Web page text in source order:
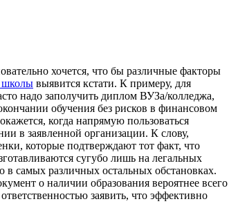
хочется, что бы различные факторы
школы выявится кстати. К примеру, для
надо заполучить диплом ВУЗа/колледжа,
обучения без рисков в финансовом
когда напрямую пользоваться
в заявленной организации. К слову,
которые подтверждают тот факт, что
сугубо лишь на легальных
самых различных остальных обстановках.
о наличии образования вероятнее всего
заявить, что эффективно